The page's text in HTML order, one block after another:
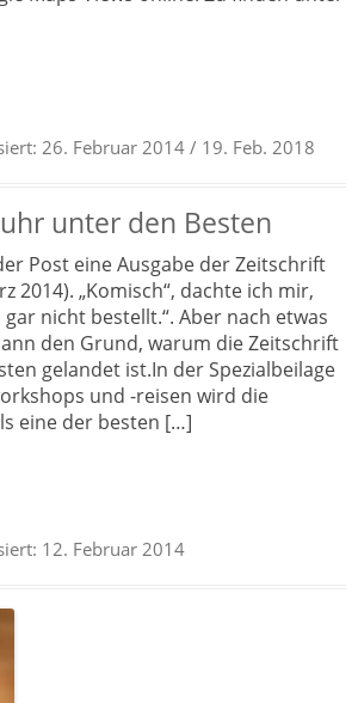
26. Februar 2014 / 19. Feb. 2018
unter den Besten
Post eine Ausgabe der Zeitschrift
2014). „Komisch“, dachte ich mir,
nicht bestellt.“. Aber nach etwas
den Grund, warum die Zeitschrift
gelandet ist.In der Spezialbeilage
und -reisen wird die
eine der besten […]
12. Februar 2014